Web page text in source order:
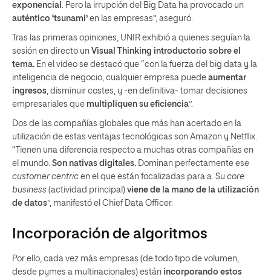
exponencial . Pero la irrupción del Big Data ha provocado un
auténtico ‘tsunami’ en las empresas”, aseguró.
Tras las primeras opiniones, UNIR exhibió a quienes seguían la
sesión en directo un Visual Thinking introductorio sobre el
tema. En el vídeo se destacó que “con la fuerza del big data y la
inteligencia de negocio, cualquier empresa puede aumentar
ingresos, disminuir costes, y -en definitiva- tomar decisiones
empresariales que multipliquen su eficiencia”.
Dos de las compañías globales que más han acertado en la
utilización de estas ventajas tecnológicas son Amazon y Netflix.
“Tienen una diferencia respecto a muchas otras compañías en
el mundo. Son nativas digitales. Dominan perfectamente ese
customer centric en el que están focalizadas para a. Su core
business (actividad principal) viene de la mano de la utilización
de datos”, manifestó el Chief Data Officer.
Incorporación de algoritmos
Por ello, cada vez más empresas (de todo tipo de volumen,
desde pymes a multinacionales) están incorporando estos